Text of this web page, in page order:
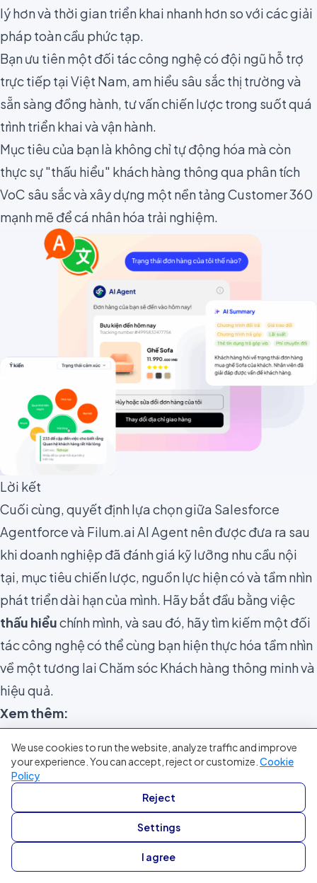
lý hơn và thời gian triển khai nhanh hơn so với các giải
pháp toàn cầu phức tạp.
Bạn ưu tiên một đối tác công nghệ có đội ngũ hỗ trợ
trực tiếp tại Việt Nam, am hiểu sâu sắc thị trường và
sẵn sàng đồng hành, tư vấn chiến lược trong suốt quá
trình triển khai và vận hành.
Mục tiêu của bạn là không chỉ tự động hóa mà còn
thực sự "thấu hiểu" khách hàng thông qua phân tích
VoC sâu sắc và xây dựng một nền tảng Customer 360
mạnh mẽ để cá nhân hóa trải nghiệm.
Lời kết
Cuối cùng, quyết định lựa chọn giữa Salesforce
Agentforce và Filum.ai AI Agent nên được đưa ra sau
khi doanh nghiệp đã đánh giá kỹ lưỡng nhu cầu nội
tại, mục tiêu chiến lược, nguồn lực hiện có và tầm nhìn
phát triển dài hạn của mình. Hãy bắt đầu bằng việc
thấu hiểuchính mình, và sau đó, hãy tìm kiếm một đối
tác công nghệ có thể cùng bạn hiện thực hóa tầm nhìn
về một tương lai Chăm sóc Khách hàng thông minh và
hiệu quả.
Xem thêm:
phức tạp cho doanh nghiệp
Human Agent, Chatbot, AI Agent: Bộ ba hoàn hảo
nâng tầm chăm sóc khách hàng thời đại mới
We use cookies to run the website, analyze traffic and improve
your experience. You can accept, reject or customize. Cookie
Policy
Reject
Settings
I agree